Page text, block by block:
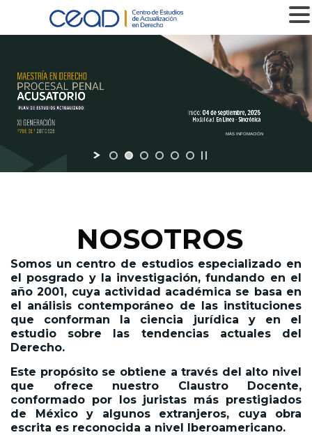
MÁS INFOMACIÓN
NOSOTROS
Somos un centro de estudios especializado en
el posgrado y la investigación,fundando en el
año 2001, cuya actividad académica se basa en
el análisis contemporáneo de las instituciones
que conforman la ciencia jurídica y en el
estudio sobre las tendencias actuales del
Derecho.
Este propósito se obtiene a través del alto nivel
que ofrece nuestro Claustro Docente,
conformado por los juristas más prestigiados
de México y algunos extranjeros, cuya obra
escrita es reconocida a nivel Iberoamericano.